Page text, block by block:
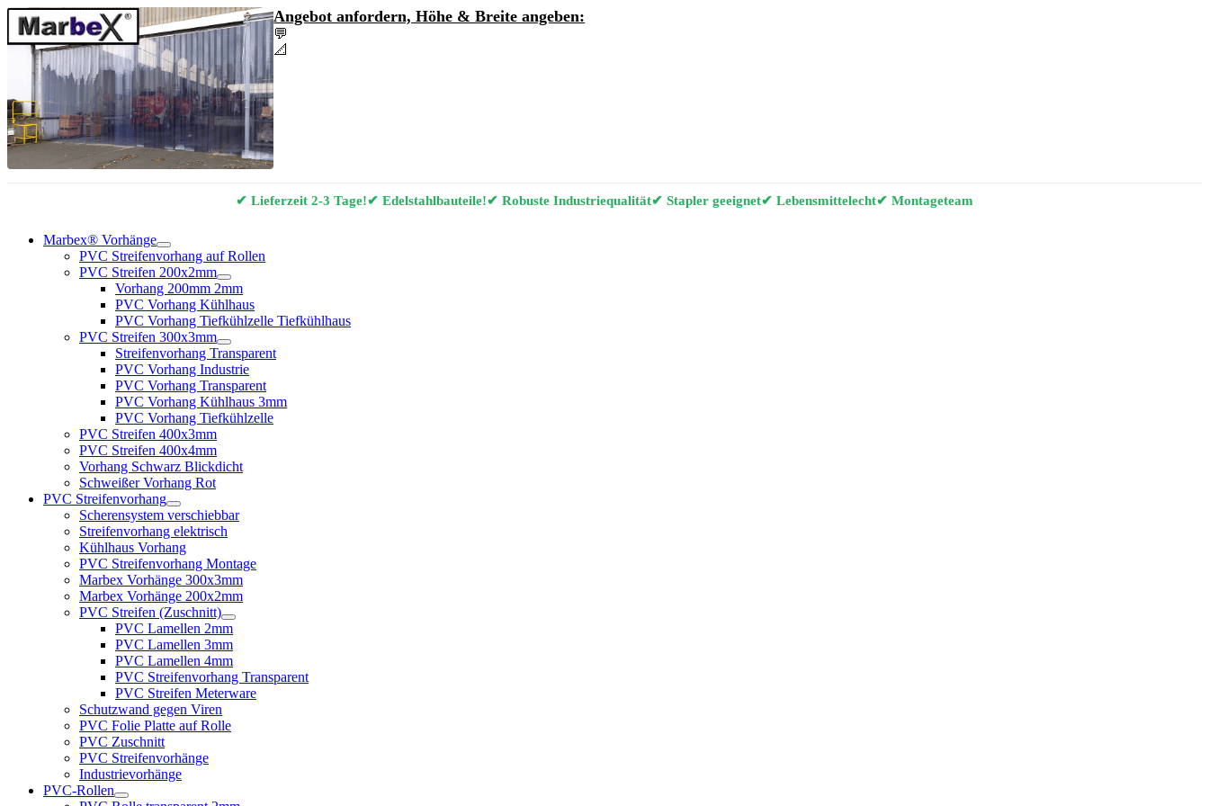
Angebot anfordern, Höhe & Breite angeben:
💬
📐
✔ Lieferzeit 2-3 Tage!✔ Edelstahlbauteile!✔ Robuste Industriequalität✔ Stapler geeignet✔ Lebensmittelecht✔ Montageteam
Marbex® Vorhänge
PVC Streifenvorhang auf Rollen
PVC Streifen 200x2mm
Vorhang 200mm 2mm
PVC Vorhang Kühlhaus
PVC Vorhang Tiefkühlzelle Tiefkühlhaus
PVC Streifen 300x3mm
Streifenvorhang Transparent
PVC Vorhang Industrie
PVC Vorhang Transparent
PVC Vorhang Kühlhaus 3mm
PVC Vorhang Tiefkühlzelle
PVC Streifen 400x3mm
PVC Streifen 400x4mm
Vorhang Schwarz Blickdicht
Schweißer Vorhang Rot
PVC Streifenvorhang
Scherensystem verschiebbar
Streifenvorhang elektrisch
Kühlhaus Vorhang
PVC Streifenvorhang Montage
Marbex Vorhänge 300x3mm
Marbex Vorhänge 200x2mm
PVC Streifen (Zuschnitt)
PVC Lamellen 2mm
PVC Lamellen 3mm
PVC Lamellen 4mm
PVC Streifenvorhang Transparent
PVC Streifen Meterware
Schutzwand gegen Viren
PVC Folie Platte auf Rolle
PVC Zuschnitt
PVC Streifenvorhänge
Industrievorhänge
PVC-Rollen